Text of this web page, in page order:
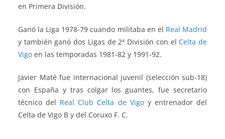
en Primera División.
Ganó la Liga 1978-79 cuando militaba en el Real Madrid
y también ganó dos Ligas de 2ª División con el Celta de
Vigo en las temporadas 1981-82 y 1991-92.
Javier Maté fue internacional juvenil (selección sub-18)
con España y tras colgar los guantes, fue secretario
técnico del Real Club Celta de Vigoy entrenador del
Celta de Vigo B y del Coruxo F. C.